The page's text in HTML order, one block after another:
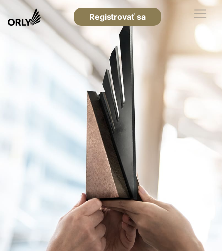
Registrovať sa